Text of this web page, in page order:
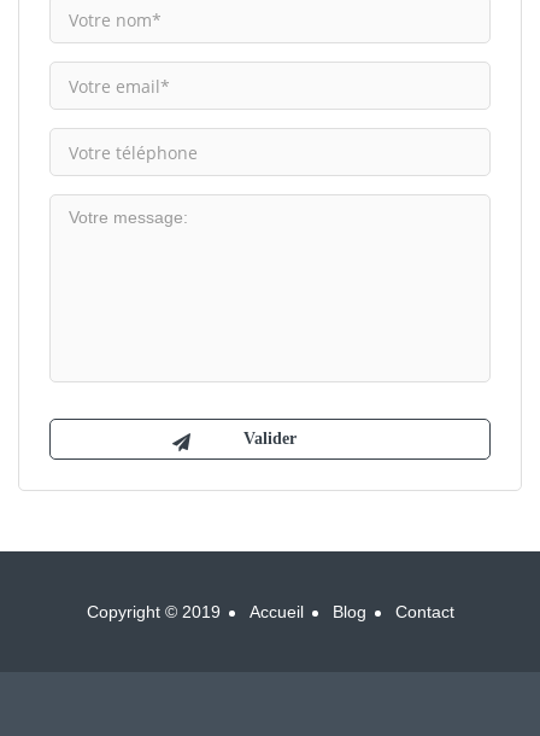
Copyright © 2019 Accueil Blog Contact